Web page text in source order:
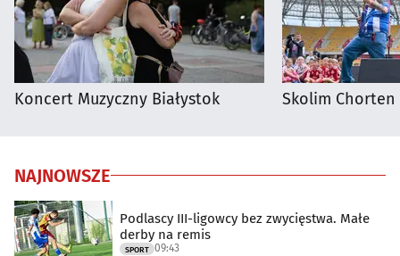
Koncert Muzyczny Białystok Skolim Chorten
NAJNOWSZE
Podlascy III-ligowcy bez zwycięstwa. Małe
derby na remis
SPORT 09:43